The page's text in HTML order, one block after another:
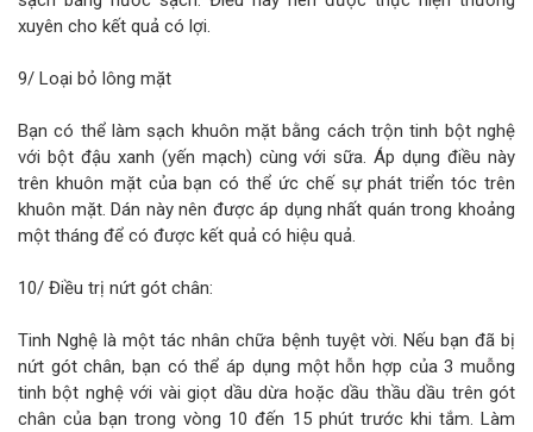
xuyên cho kết quả có lợi.
9/ Loại bỏ lông mặt
Bạn có thể làm sạch khuôn mặt bằng cách trộn tinh bột nghệ
với bột đậu xanh (yến mạch) cùng với sữa. Áp dụng điều này
trên khuôn mặt của bạn có thể ức chế sự phát triển tóc trên
khuôn mặt. Dán này nên được áp dụng nhất quán trong khoảng
một tháng để có được kết quả có hiệu quả.
10/ Điều trị nứt gót chân:
Tinh Nghệ là một tác nhân chữa bệnh tuyệt vời. Nếu bạn đã bị
nứt gót chân, bạn có thể áp dụng một hỗn hợp của 3 muỗng
tinh bột nghệ với vài giọt dầu dừa hoặc dầu thầu dầu trên gót
chân của bạn trong vòng 10 đến 15 phút trước khi tắm. Làm